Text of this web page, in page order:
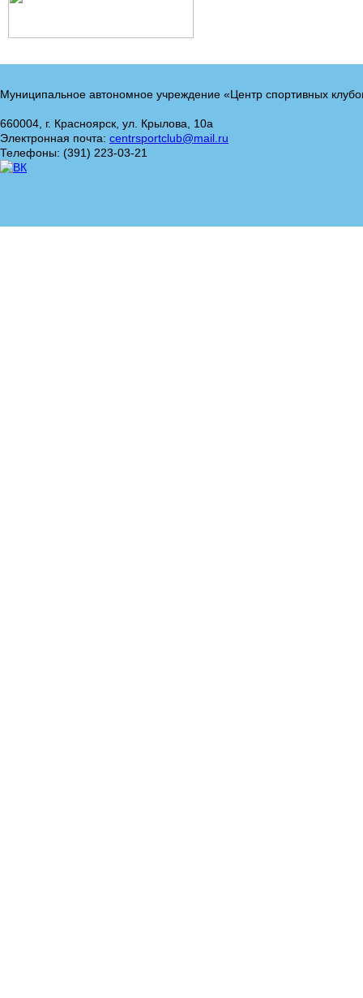
Муниципальное автономное учреждение «Центр спортивных
660004, г. Красноярск, ул. Крылова, 10а
Электронная почта: centrsportclub@mail.ru
Телефоны: (391) 223-03-21